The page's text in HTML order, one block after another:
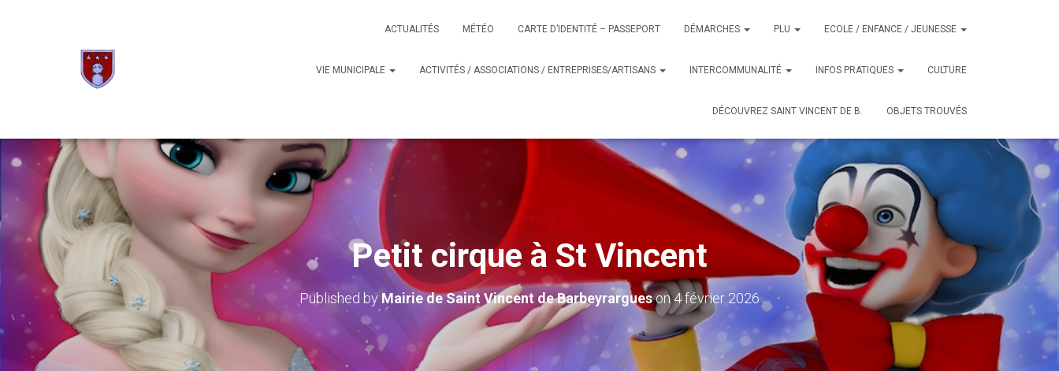
ACTUALITÉS MÉTÉO CARTE D’IDENTITÉ – PASSEPORT DÉMARCHES PLU ECOLE / ENFANCE / JEUNESSE
VIE MUNICIPALE ACTIVITÉS / ASSOCIATIONS / ENTREPRISES/ARTISANS INTERCOMMUNALITÉ INFOS PRATIQUES CULTURE
DÉCOUVREZ SAINT VINCENT DE B. OBJETS TROUVÉS
Petit cirque à St Vincent
Published byMairie de Saint Vincent de Barbeyrargueson4 février 2026